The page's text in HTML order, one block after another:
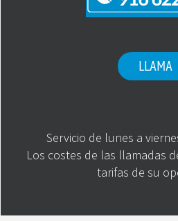
LLAMA
Servicio de lunes a
Los costes de las llamadas
tarifas de su